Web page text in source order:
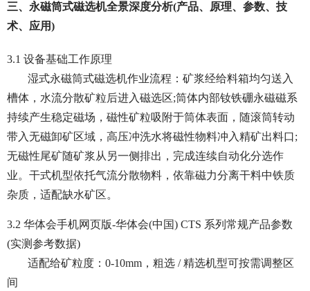
三、永磁筒式磁选机全景深度分析(产品、原理、参数、技
术、应用)
3.1 设备基础工作原理
湿式永磁筒式磁选机作业流程：矿浆经给料箱均匀送入
槽体，水流分散矿粒后进入磁选区;筒体内部钕铁硼永磁磁系
持续产生稳定磁场，磁性矿粒吸附于筒体表面，随滚筒转动
带入无磁卸矿区域，高压冲洗水将磁性物料冲入精矿出料口;
无磁性尾矿随矿浆从另一侧排出，完成连续自动化分选作
业。干式机型依托气流分散物料，依靠磁力分离干料中铁质
杂质，适配缺水矿区。
3.2 华体会手机网页版-华体会(中国) CTS 系列常规产品参数
(实测参考数据)
适配给矿粒度：0-10mm，粗选 / 精选机型可按需调整区
间